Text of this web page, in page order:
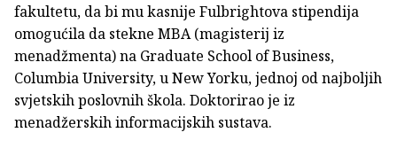
fakultetu, da bi mu kasnije Fulbrightova stipendija
omogućila da stekne MBA (magisterij iz
menadžmenta) na Graduate School of Business,
Columbia University, u New Yorku, jednoj od najboljih
svjetskih poslovnih škola. Doktorirao je iz
menadžerskih informacijskih sustava.